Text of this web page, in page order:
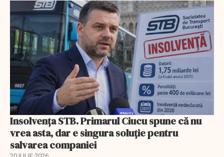
Insolvenţa STB. Primarul Ciucu spune că nu
vrea asta, dar e singura soluţie pentru
salvarea companiei